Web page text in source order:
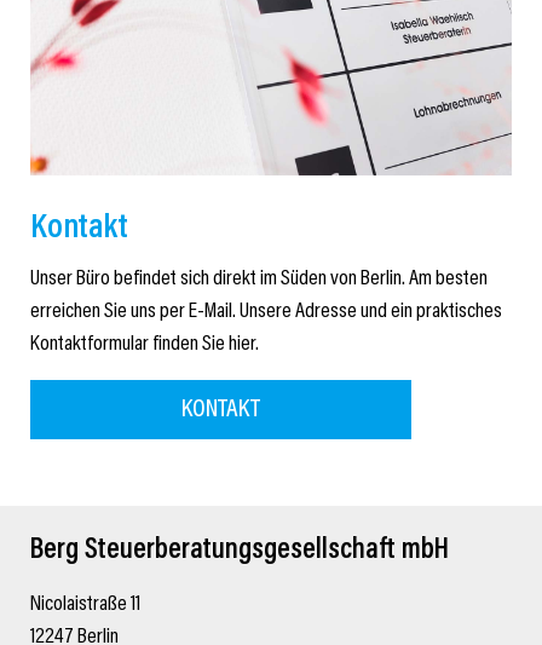
Kontakt
Unser Büro befindet sich direkt im Süden von Berlin. Am besten
erreichen Sie uns per E-Mail. Unsere Adresse und ein praktisches
Kontaktformular finden Sie hier.
KONTAKT
Berg Steuerberatungsgesellschaft mbH
Nicolaistraße 11
12247 Berlin